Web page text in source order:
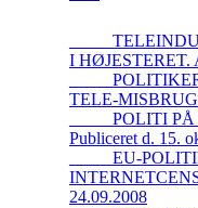
I HØJESTERET.
TELE-
_____POLITI
Publiceret d. 15.
_____EU-
24.09.2008